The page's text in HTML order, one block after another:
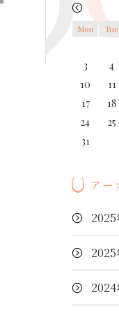
Mon
Tue
3
4
10
11
17
18
24
25
31
アー
2025
2025
2024